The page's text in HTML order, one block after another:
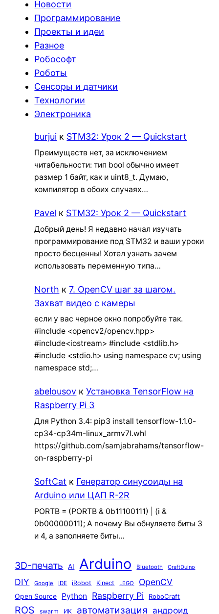
Новости
Программирование
Проекты и идеи
Разное
Робософт
Роботы
Сенсоры и датчики
Технологии
Электроника
burjui к STM32: Урок 2 — Quickstart
Преимуществ нет, за исключением
читабельности: тип bool обычно имеет
размер 1 байт, как и uint8_t. Думаю,
компилятор в обоих случаях…
Pavel к STM32: Урок 2 — Quickstart
Добрый день! Я недавно начал изучать
программирование под STM32 и ваши уроки
просто бесценны! Хотел узнать зачем
использовать переменную типа…
North к7. OpenCV шаг за шагом.
Захват видео с камеры
если у вас черное окно попробуйте так.
#include <opencv2/opencv.hpp>
#include<iostream> #include <stdlib.h>
#include <stdio.h> using namespace cv; using
namespace std;…
abelousov кУстановка TensorFlow на
Raspberry Pi 3
Для Python 3.4: pip3 install tensorflow-1.1.0-
cp34-cp34m-linux_armv7l.whl
https://github.com/samjabrahams/tensorflow-
on-raspberry-pi
SoftCat к Генератор синусоиды на
Arduino или ЦАП R-2R
PORTB = (PORTB & 0b11100111) | (i &
0b00000011); А почему Вы обнуляете биты 3
и 4, а заполняете биты…
3D-печать AI Arduino Bluetooth CraftDuino
DIY Google IDE iRobot Kinect LEGO OpenCV
Open Source Python Raspberry Pi RoboCraft
ROS swarm ИК автоматизация андроид